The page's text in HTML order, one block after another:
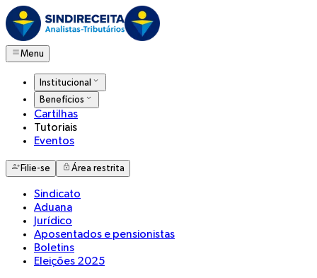
Menu
Institucional
Benefícios
Cartilhas
Tutoriais
Eventos
Filie-se Área restrita
Sindicato
Aduana
Jurídico
Aposentados e pensionistas
Boletins
Eleições 2025